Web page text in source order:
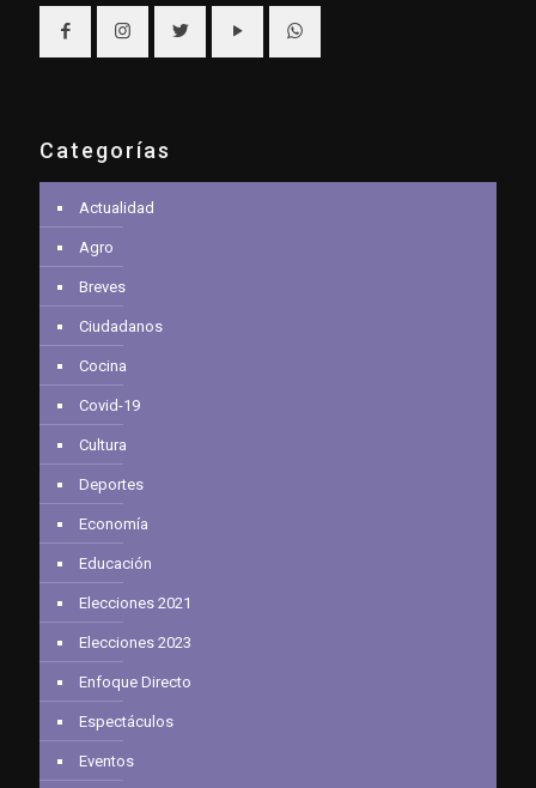
Categorías
Actualidad
Agro
Breves
Ciudadanos
Cocina
Covid-19
Cultura
Deportes
Economía
Educación
Elecciones 2021
Elecciones 2023
Enfoque Directo
Espectáculos
Eventos